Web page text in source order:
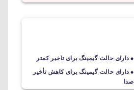
دارای حالت گیمینگ برای تاخیر کمتر
دارای حالت گیمینگ برای کاهش تأخیر
صدا